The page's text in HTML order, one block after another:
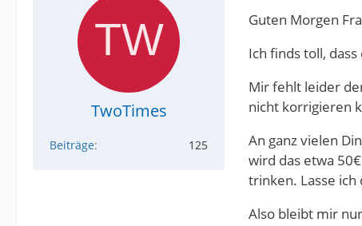
TwoTimes
Beiträge 125
Guten Morgen
Ich finds toll,
Mir fehlt leider
nicht korrigieren
An ganz vielen
wird das etwa
trinken. Lasse
Also bleibt mir